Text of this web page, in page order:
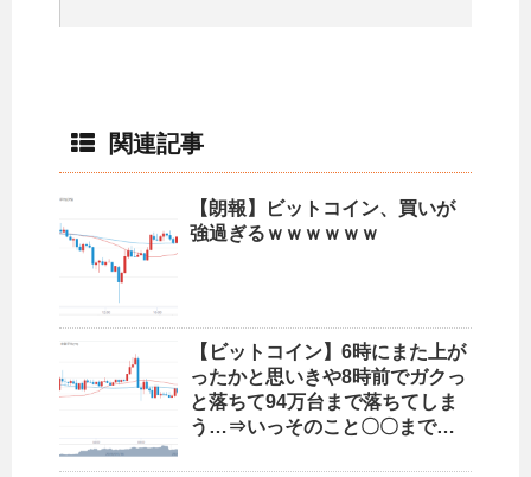
関連記事
【朗報】ビットコイン、買いが
強過ぎるｗｗｗｗｗｗ
【ビットコイン】6時にまた上が
ったかと思いきや8時前でガクっ
と落ちて94万台まで落ちてしま
う…⇒いっそのこと〇〇まで…